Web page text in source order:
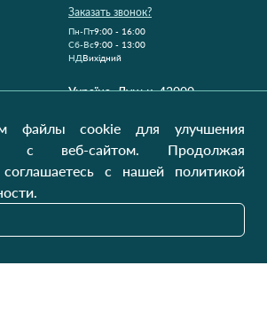
Заказать звонок?
Пн-Пт9:00 - 16:00
Cб-Вс9:00 - 13:00
НДВихідний
Україна, Луцьк, 43000
файлы cookie для улучшения
с веб-сайтом. Продолжая
с нашей политикой